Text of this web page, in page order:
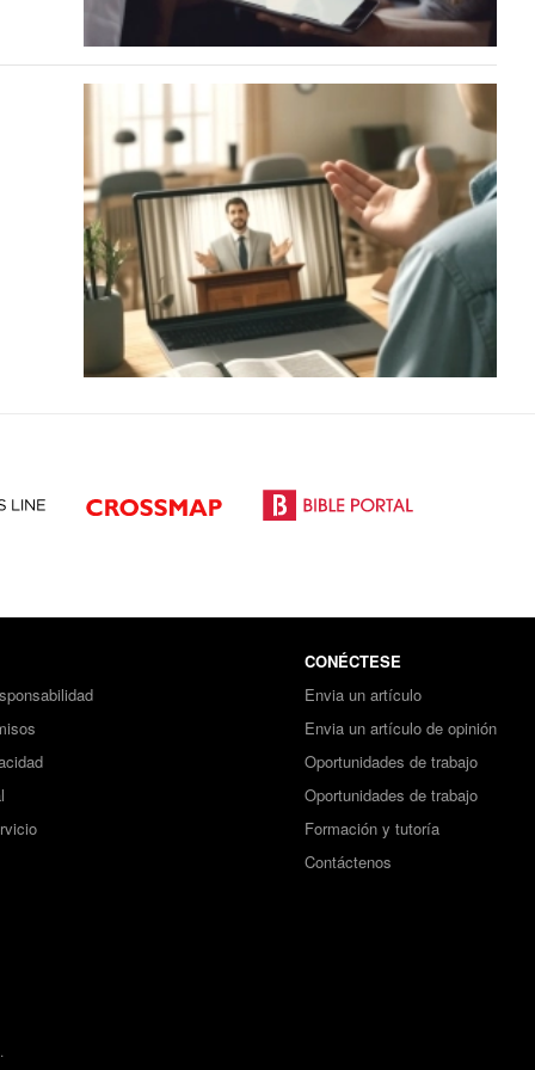
CONÉCTESE
Envia un artículo
Envia un artículo de opinión
Oportunidades de trabajo
Oportunidades de trabajo
Formación y tutoría
Contáctenos